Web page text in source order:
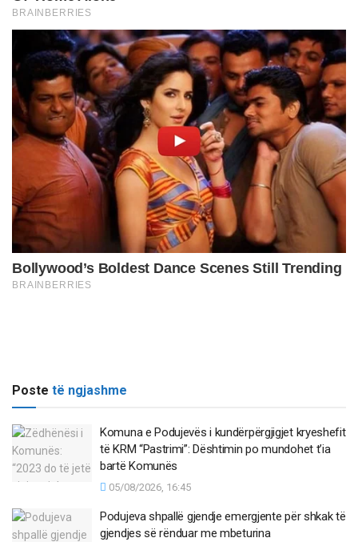
Poste të ngjashme
Komuna e Podujevës i kundërpërgjigjet kryeshefit
të KRM “Pastrimi”: Dështimin po mundohet t’ia
bartë Komunës
05/08/2026, 16:45
Podujeva shpallë gjendje emergjente për shkak të
gjendjes së rënduar me mbeturina